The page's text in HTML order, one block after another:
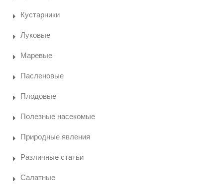
Кустарники
Луковые
Маревые
Пасленовые
Плодовые
Полезные насекомые
Природные явления
Различные статьи
Салатные